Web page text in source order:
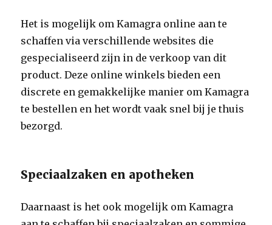
Het is mogelijk om Kamagra online aan te
schaffen via verschillende websites die
gespecialiseerd zijn in de verkoop van dit
product. Deze online winkels bieden een
discrete en gemakkelijke manier om Kamagra
te bestellen en het wordt vaak snel bij je thuis
bezorgd.
Speciaalzaken en apotheken
Daarnaast is het ook mogelijk om Kamagra